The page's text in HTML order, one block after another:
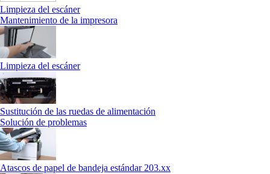
Limpieza del escáner
Mantenimiento de la impresora
Limpieza del escáner
Sustitución de las ruedas de alimentación
Solución de problemas
Atascos de papel de bandeja estándar 203.xx